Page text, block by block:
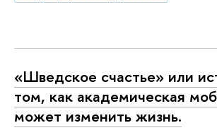
«Шведское счастье» или
том, как академическая
может изменить жизнь.